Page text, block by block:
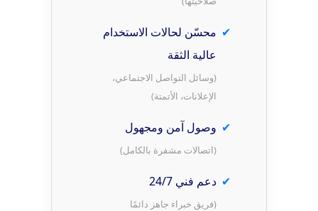
محسّن لحالات الاستخدام
عالية الثقة
(وسائل التواصل الاجتماعي،
الإعلانات، الأتمتة)
وصول آمن ومجهول
(اتصالات مشفرة بالكامل)
دعم فني 24/7
(فريق خبراء جاهز دائمًا